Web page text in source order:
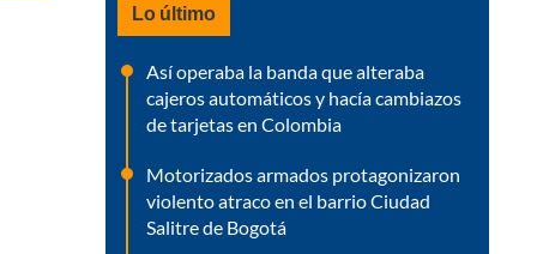
Lo último
Así operaba la banda que alteraba
cajeros automáticos y hacía cambiazos
de tarjetas en Colombia
Motorizados armados protagonizaron
violento atraco en el barrio Ciudad
Salitre de Bogotá